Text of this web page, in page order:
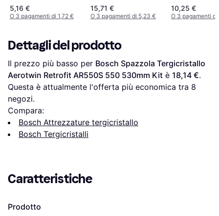
5,16 €
O 3 pagamenti di 1,72 €
15,71 €
O 3 pagamenti di 5,23 €
10,25 €
O 3 pagamenti
Dettagli del prodotto
Il prezzo più basso per Bosch Spazzola Tergicristallo
Aerotwin Retrofit AR550S 550 530mm Kit è 18,14 €.
Questa è attualmente l'offerta più economica tra 8
negozi.
Compara:
Bosch Attrezzature tergicristallo
Bosch Tergicristalli
Caratteristiche
Prodotto